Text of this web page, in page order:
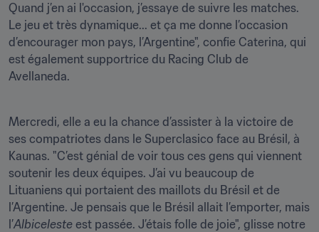
Quand j’en ai l'occasion, j’essaye de suivre les matches.
Le jeu et très dynamique... et ça me donne l’occasion
d’encourager mon pays, l’Argentine", confie Caterina, qui
est également supportrice du Racing Club de
Avellaneda.
Mercredi, elle a eu la chance d’assister à la victoire de
ses compatriotes dans le Superclasico face au Brésil, à
Kaunas. "C’est génial de voir tous ces gens qui viennent
soutenir les deux équipes. J’ai vu beaucoup de
Lituaniens qui portaient des maillots du Brésil et de
l’Argentine. Je pensais que le Brésil allait l’emporter, mais
l’Albiceleste est passée. J’étais folle de joie", glisse notre